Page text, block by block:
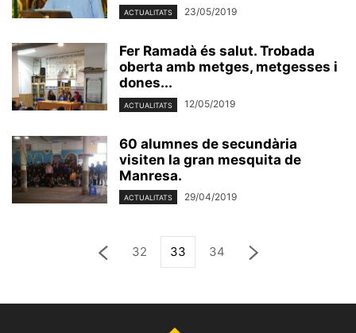
ACTUALITATS 23/05/2019
Fer Ramadà és salut. Trobada
oberta amb metges, metgesses i
dones...
ACTUALITATS 12/05/2019
60 alumnes de secundària
visiten la gran mesquita de
Manresa.
ACTUALITATS 29/04/2019
32 33 34